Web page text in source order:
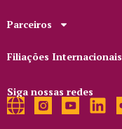
Parceiros
Filiações Internacionais
Siga nossas redes